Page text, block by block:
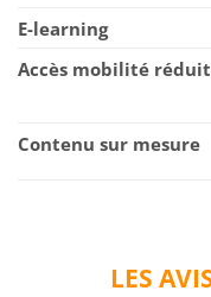
LES
E-learning
Accès mobilité
Contenu sur mesure